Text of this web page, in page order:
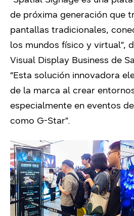
de próxima generación que
pantallas tradicionales,
los mundos físico y virtual”,
Visual Display Business de
“Esta solución innovadora
de la marca al crear
especialmente en eventos
como G-Star”.